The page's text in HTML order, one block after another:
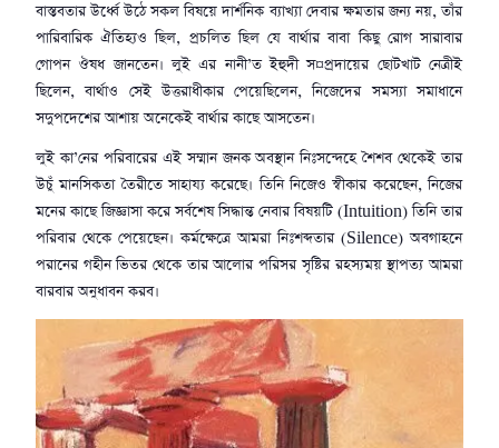
বাস্তবতার উর্ধ্বে উঠে সকল বিষয়ে দার্শনিক ব্যাখ্যা দেবার ক্ষমতার জন্য নয়, তাঁর
পারিবারিক ঐতিহ্যও ছিল, প্রচলিত ছিল যে বার্থার বাবা কিছু রোগ সারাবার
গোপন ঔষধ জানতেন। লুই এর নানী’ত ইহুদী স¤প্রদায়ের ছোটখাট নেত্রীই
ছিলেন, বার্থাও সেই উত্তরাধীকার পেয়েছিলেন, নিজেদের সমস্যা সমাধানে
সদুপদেশের আশায় অনেকেই বার্থার কাছে আসতেন।
লুই কা’নের পরিবারের এই সম্মান জনক অবস্থান নিঃসন্দেহে শৈশব থেকেই তার
উচুঁ মানসিকতা তৈরীতে সাহায্য করেছে। তিনি নিজেও স্বীকার করেছেন, নিজের
মনের কাছে জিজ্ঞাসা করে সর্বশেষ সিদ্ধান্ত নেবার বিষয়টি (Intuition) তিনি তার
পরিবার থেকে পেয়েছেন। কর্মক্ষেত্রে আমরা নিঃশব্দতার (Silence) অবগাহনে
পরানের গহীন ভিতর থেকে তার আলোর পরিসর সৃষ্টির রহস্যময় স্থাপত্য আমরা
বারবার অনুধাবন করব।